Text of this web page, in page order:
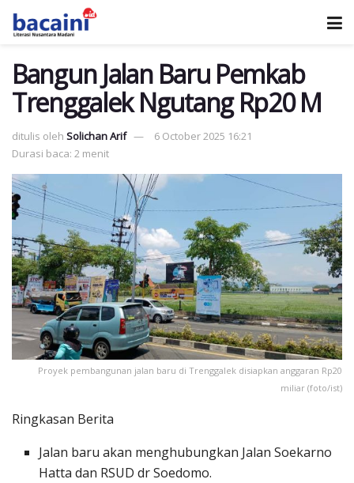
Bangun Jalan Baru Pemkab
Trenggalek Ngutang Rp20 M
ditulis oleh Solichan Arif
6 October 2025 16:21
Durasi baca: 2 menit
Proyek pembangunan jalan baru di Trenggalek disiapkan anggaran Rp20
miliar (foto/ist)
Ringkasan Berita
Jalan baru akan menghubungkan Jalan Soekarno
Hatta dan RSUD dr Soedomo.